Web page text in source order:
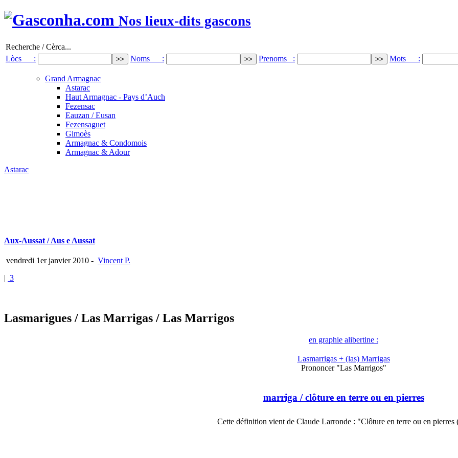
Nos lieux-dits gascons
Recherche / Cèrca...
Lòcs :
Noms : Prenoms : Mots :
Grand Armagnac
Astarac
Haut Armagnac - Pays d’Auch
Fezensac
Eauzan / Eusan
Fezensaguet
Gimoès
Armagnac & Condomois
Armagnac & Adour
Astarac
Aux-Aussat / Aus e Aussat
vendredi 1er janvier 2010 - Vincent P.
| 3
Lasmarigues / Las Marrigas / Las Marrigos
en graphie alibertine :
Lasmarrigas + (las) Marrigas
Prononcer "Las Marrigos"
marriga / clôture en terre ou en pierres
Cette définition vient de Claude Larronde : "Clôture en terre ou en